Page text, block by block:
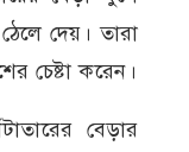
দেয়। তারা
চেষ্টা করেন।
বেড়ার